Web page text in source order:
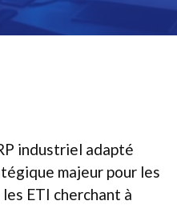
industriel adapté
majeur pour les
ETI cherchant à